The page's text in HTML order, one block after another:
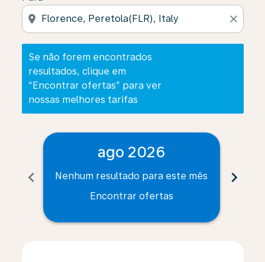
location_on close
Se não forem encontrados
resultados, clique em
“Encontrar ofertas” para ver
nossas melhores tarifas
chevron_left
ago 2026
Nenhum resultado para este mês
Encontrar ofertas
chevron_right